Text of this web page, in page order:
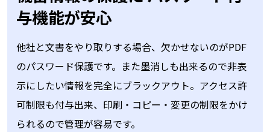
他社と文書をやり取りする場合、欠かせないのがPDF
のパスワード保護です。また墨消しも出来るので非表
示にしたい情報を完全にブラックアウト。アクセス許
可制限も付与出来、印刷・コピー・変更の制限をかけ
られるので管理が容易です。